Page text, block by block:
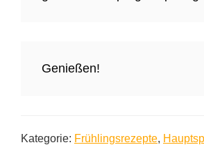
Genießen!
Kategorie: Frühlingsrezepte,